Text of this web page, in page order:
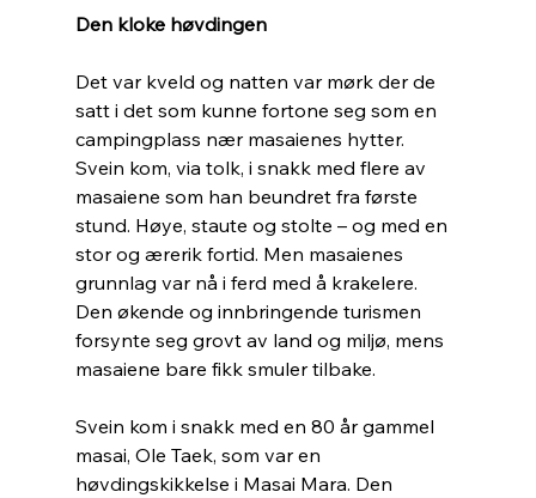
Den kloke høvdingen
Det var kveld og natten var mørk der de
satt i det som kunne fortone seg som en
campingplass nær masaienes hytter.
Svein kom, via tolk, i snakk med flere av
masaiene som han beundret fra første
stund. Høye, staute og stolte – og med en
stor og ærerik fortid. Men masaienes
grunnlag var nå i ferd med å krakelere.
Den økende og innbringende turismen
forsynte seg grovt av land og miljø, mens
masaiene bare fikk smuler tilbake.
Svein kom i snakk med en 80 år gammel
masai, Ole Taek, som var en
høvdingskikkelse i Masai Mara. Den